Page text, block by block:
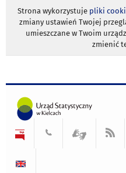
Strona wykorzystuje pliki
zmiany ustawień Twojej
umieszczane w Twoim
zmienić